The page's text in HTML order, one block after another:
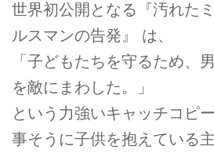
世界初公開となる『汚れた
ルスマンの告発』 は、
「子どもたちを守るため、
を敵にまわした。」
という力強いキャッチコピ
事そうに子供を抱えている